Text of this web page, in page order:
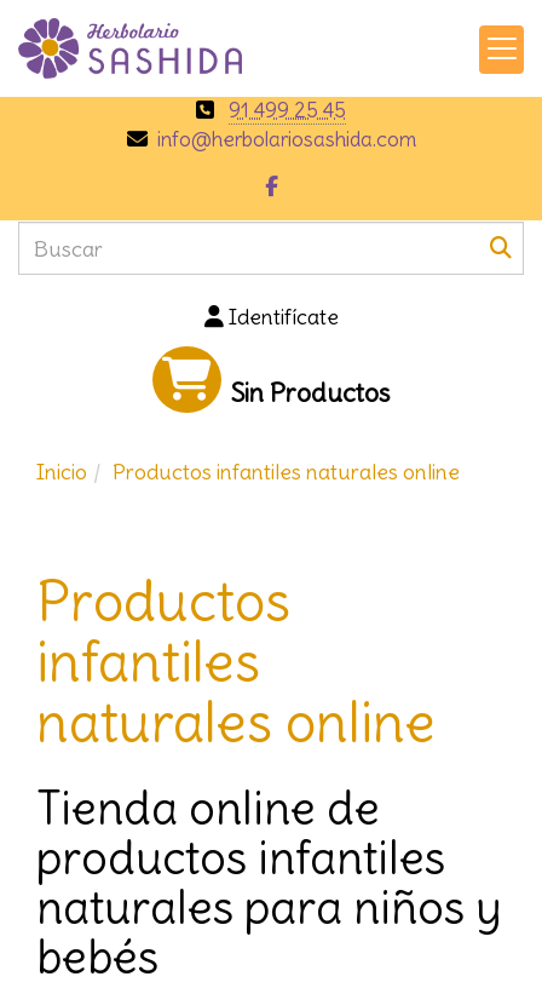
91 499 25 45
info
herbolariosashida.com
Identifícate
Sin Productos
Inicio Productos infantiles naturales online
Productos
infantiles
naturales online
Tienda online de
productos infantiles
naturales para niños y
bebés